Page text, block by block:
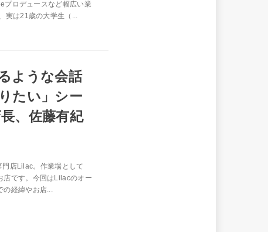
プロデュースなど幅広い業
実は21歳の大学生（...
ような会話
たい」シー
、佐藤有紀
店Lilac。作業場として
店です。今回はLilacのオー
経緯やお店...